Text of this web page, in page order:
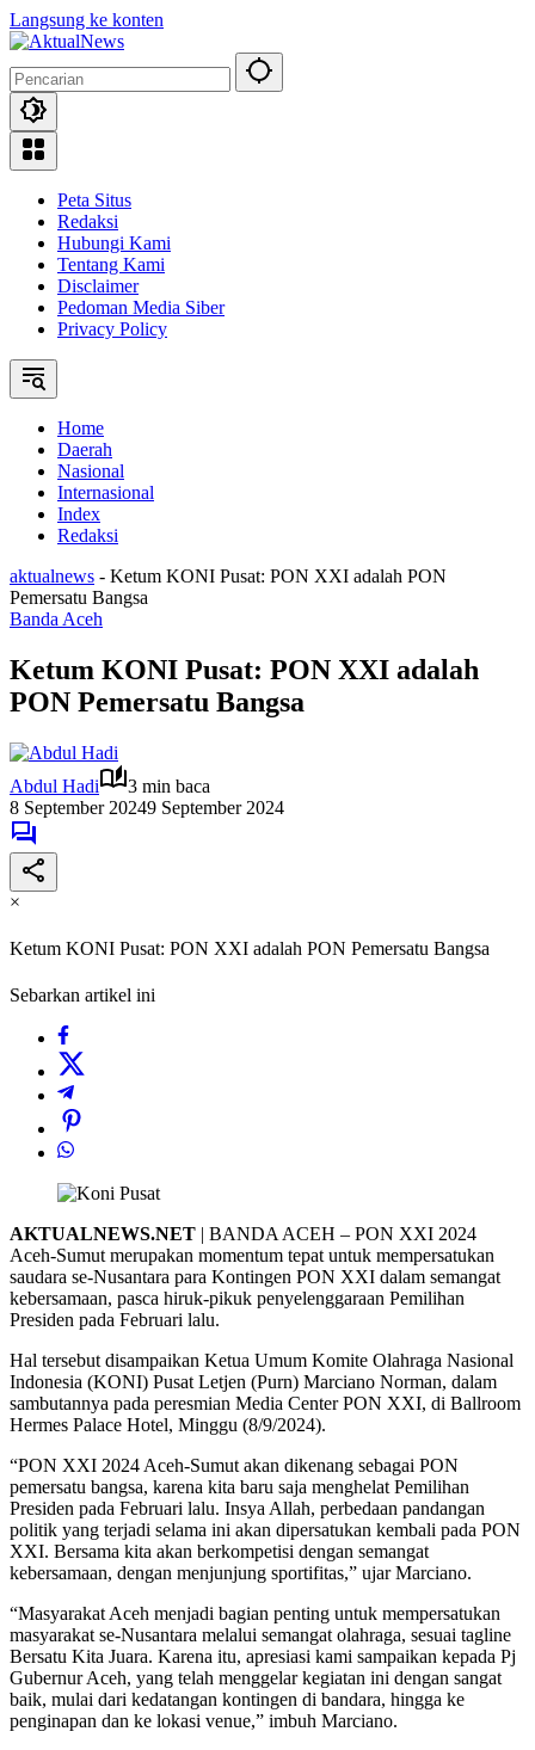
Langsung ke konten
Peta Situs
Redaksi
Hubungi Kami
Tentang Kami
Disclaimer
Pedoman Media Siber
Privacy Policy
Home
Daerah
Nasional
Internasional
Index
Redaksi
aktualnews - Ketum KONI Pusat: PON XXI adalah PON
Pemersatu Bangsa
Banda Aceh
Ketum KONI Pusat: PON XXI adalah
PON Pemersatu Bangsa
Abdul Hadi
3 min baca
8 September 20249 September 2024
×
Ketum KONI Pusat: PON XXI adalah PON Pemersatu Bangsa
Sebarkan artikel ini
AKTUALNEWS.NET | BANDA ACEH – PON XXI 2024
Aceh-Sumut merupakan momentum tepat untuk mempersatukan
saudara se-Nusantara para Kontingen PON XXI dalam semangat
kebersamaan, pasca hiruk-pikuk penyelenggaraan Pemilihan
Presiden pada Februari lalu.
Hal tersebut disampaikan Ketua Umum Komite Olahraga Nasional
Indonesia (KONI) Pusat Letjen (Purn) Marciano Norman, dalam
sambutannya pada peresmian Media Center PON XXI, di Ballroom
Hermes Palace Hotel, Minggu (8/9/2024).
“PON XXI 2024 Aceh-Sumut akan dikenang sebagai PON
pemersatu bangsa, karena kita baru saja menghelat Pemilihan
Presiden pada Februari lalu. Insya Allah, perbedaan pandangan
politik yang terjadi selama ini akan dipersatukan kembali pada PON
XXI. Bersama kita akan berkompetisi dengan semangat
kebersamaan, dengan menjunjung sportifitas,” ujar Marciano.
“Masyarakat Aceh menjadi bagian penting untuk mempersatukan
masyarakat se-Nusantara melalui semangat olahraga, sesuai tagline
Bersatu Kita Juara. Karena itu, apresiasi kami sampaikan kepada Pj
Gubernur Aceh, yang telah menggelar kegiatan ini dengan sangat
baik, mulai dari kedatangan kontingen di bandara, hingga ke
penginapan dan ke lokasi venue,” imbuh Marciano.